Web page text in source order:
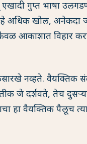
एखादी गुप्त भाषा
हे अधिक खोल,
आकाशात विहार
नव्हते. वैयक्तिक
जे दर्शवते, तेच
हा वैयक्तिक पैलूच